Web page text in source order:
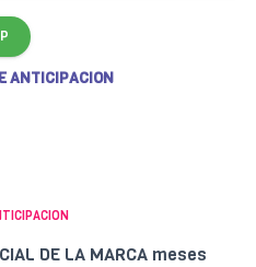
ANTICIPACION
DE LA MARCA meses